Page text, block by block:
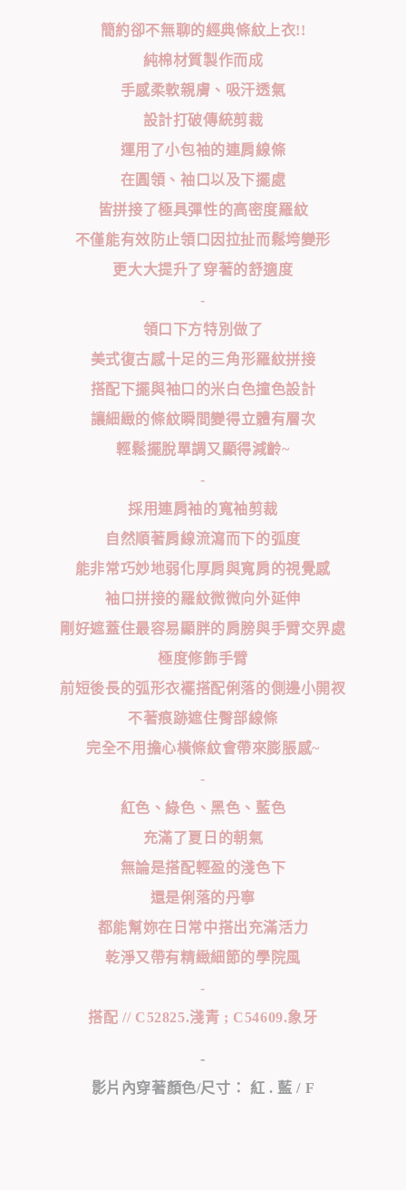
簡約卻不無聊的經典條紋上衣!!
純棉材質製作而成
手感柔軟親膚、吸汗透氣
設計打破傳統剪裁
運用了小包袖的連肩線條
在圓領、袖口以及下擺處
皆拼接了極具彈性的高密度羅紋
不僅能有效防止領口因拉扯而鬆垮變形
更大大提升了穿著的舒適度
-
領口下方特別做了
美式復古感十足的三角形羅紋拼接
搭配下擺與袖口的米白色撞色設計
讓細緻的條紋瞬間變得立體有層次
輕鬆擺脫單調又顯得減齡~
-
採用連肩袖的寬袖剪裁
自然順著肩線流瀉而下的弧度
能非常巧妙地弱化厚肩與寬肩的視覺感
袖口拼接的羅紋微微向外延伸
剛好遮蓋住最容易顯胖的肩膀與手臂交界處
極度修飾手臂
前短後長的弧形衣襬搭配俐落的側邊小開衩
不著痕跡遮住臀部線條
完全不用擔心橫條紋會帶來膨脹感~
-
紅色、綠色、黑色、藍色
充滿了夏日的朝氣
無論是搭配輕盈的淺色下
還是俐落的丹寧
都能幫妳在日常中搭出充滿活力
乾淨又帶有精緻細節的學院風
-
搭配 // C52825.淺青 ; C54609.象牙
-
影片內穿著顏色/尺寸： 紅 . 藍 / F